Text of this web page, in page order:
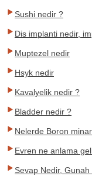
Sushi nedir ?
Dis implanti nedir,
Muptezel nedir
Hsyk nedir
Kavalyelik nedir ?
Bladder nedir ?
Nelerde Boron
Evren ne anlama
Sevap Nedir, Gunah